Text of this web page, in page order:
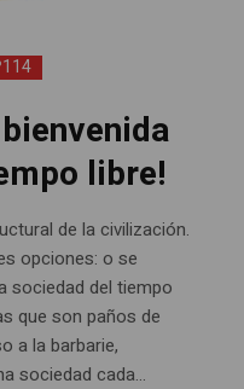
libre!
de la civilización.
opciones: o se
sociedad del tiempo
que son paños de
a la barbarie,
sociedad cada...